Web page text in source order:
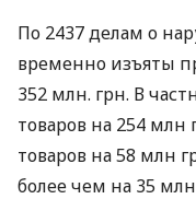
По 2437 делам о
временно изъяты
352 млн. грн. В
товаров на 254
товаров на 58 млн
более чем на 35